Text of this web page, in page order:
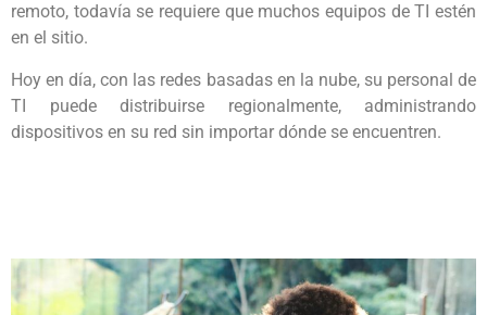
remoto, todavía se requiere que muchos equipos de TI estén
en el sitio.
Hoy en día, con las redes basadas en la nube, su personal de
TI puede distribuirse regionalmente, administrando
dispositivos en su red sin importar dónde se encuentren.